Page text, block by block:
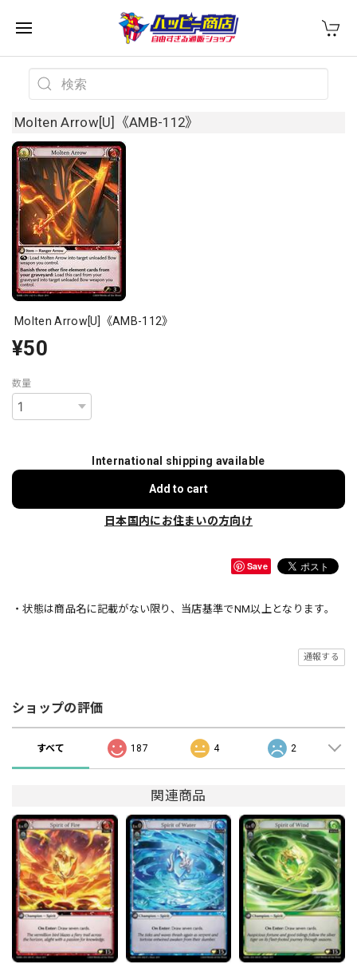
Molten Arrow[U]《AMB-112》
Molten Arrow[U]《AMB-112》
¥50
数量
International shipping available
Add to cart
日本国内にお住まいの方向け
Save
・状態は商品名に記載がない限り、当店基準でNM以上となります。
通報する
ショップの評価
すべて 187 4 2
関連商品